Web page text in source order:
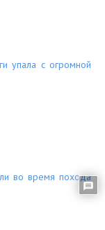
упала с огромной
во время похода